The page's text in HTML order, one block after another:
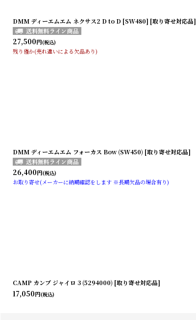
DMM ディーエムエム ネクサス2 D to D [SW480] [取り寄せ対応品]
27,500円(税込)
残り僅か(売れ違いによる欠品あり)
DMM ディーエムエム フォーカス Bow (SW450) [取り寄せ対応品]
26,400円(税込)
お取り寄せ(メーカーに納期確認をします ※長期欠品の場合有り)
CAMP カンプ ジャイロ 3 (5294000) [取り寄せ対応品]
17,050円(税込)